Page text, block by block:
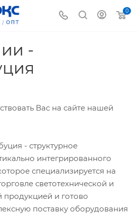
0
-
Вас на сайте нашей
- структурное
интегрированного
специализируется на
светотехнической и
продукцией и готово
поставку оборудования